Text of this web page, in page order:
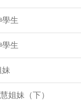
生
生
妹
姐妹（下）